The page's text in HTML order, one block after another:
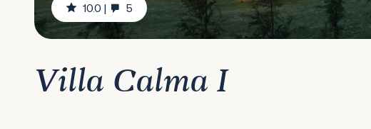
10.0 | 5
Villa Calma I